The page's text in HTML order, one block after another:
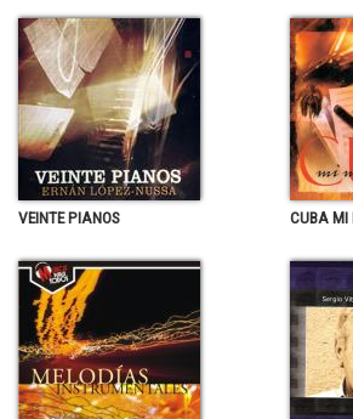
VEINTE PIANOS CUBA MI